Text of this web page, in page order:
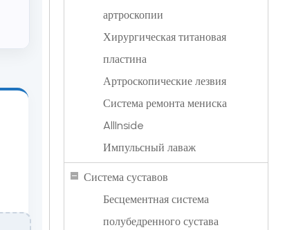
артроскопии
Хирургическая титановая
пластина
Артроскопические лезвия
Система ремонта мениска
AllInside
Импульсный лаваж
Система суставов
Бесцементная система
полубедренного сустава